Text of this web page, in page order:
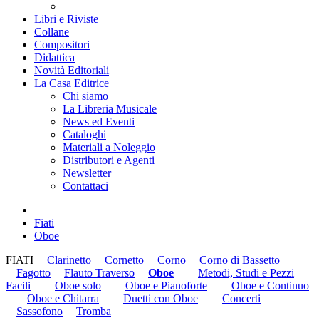
Libri e Riviste
Collane
Compositori
Didattica
Novità Editoriali
La Casa Editrice
Chi siamo
La Libreria Musicale
News ed Eventi
Cataloghi
Materiali a Noleggio
Distributori e Agenti
Newsletter
Contattaci
Fiati
Oboe
FIATI
Clarinetto Cornetto Corno
Corno di Bassetto
Fagotto
Flauto Traverso Oboe
Metodi, Studi e Pezzi
Facili
Oboe solo Oboe e Pianoforte
Oboe e Continuo
Oboe e Chitarra
Duetti con Oboe
Concerti
Sassofono
Tromba